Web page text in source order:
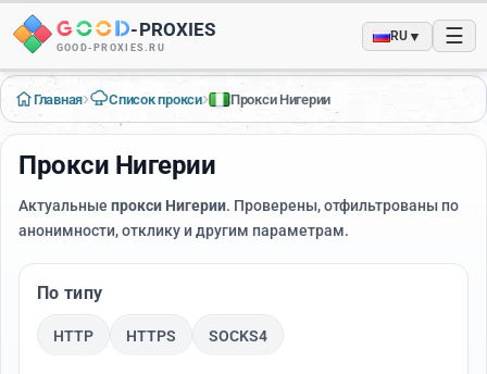
-PROXIES
GOOD-PROXIES.RU
RU▼ ☰
Главная› Список прокси› Прокси Нигерии
Прокси Нигерии
Актуальные прокси Нигерии. Проверены, отфильтрованы по
анонимности, отклику и другим параметрам.
По типу
HTTP HTTPS SOCKS4